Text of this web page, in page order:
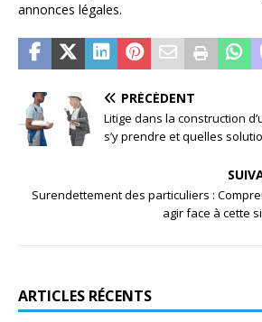
annonces légales.
PRÉCÉDENT
Litige dans la construction
s’y prendre et quelles
Surendettement des particuliers :
agir face à cette
ARTICLES RÉCENTS